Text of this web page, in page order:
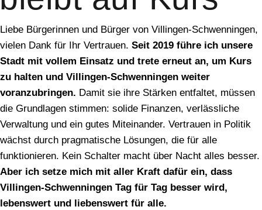
Liebe Bürgerinnen und Bürger von Villingen-Schwenningen,
vielen Dank für Ihr Vertrauen. Seit 2019 führe ich unsere
Stadt mit vollem Einsatz und trete erneut an, um Kurs
zu halten und Villingen-Schwenningen weiter
voranzubringen. Damit sie ihre Stärken entfaltet, müssen
die Grundlagen stimmen: solide Finanzen, verlässliche
Verwaltung und ein gutes Miteinander. Vertrauen in Politik
wächst durch pragmatische Lösungen, die für alle
funktionieren. Kein Schalter macht über Nacht alles besser.
Aber ich setze mich mit aller Kraft dafür ein, dass
Villingen-Schwenningen Tag für Tag besser wird,
lebenswert und liebenswert für alle.